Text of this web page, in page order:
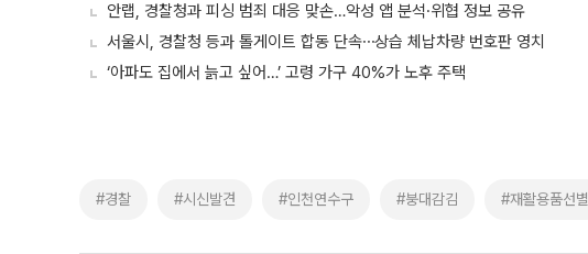
안랩, 경찰청과 피싱 범죄 대응 맞손…악성 앱 분석·위협 정보 공유
서울시, 경찰청 등과 톨게이트 합동 단속⋯상습 체납차량 번호판 영치
‘아파도 집에서 늙고 싶어…’ 고령 가구 40%가 노후 주택
#경찰 #시신발견 #인천연수구 #붕대감김 #재활용품선별